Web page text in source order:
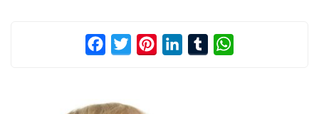
FacebookTwitterPinterestLinkedInTumblr